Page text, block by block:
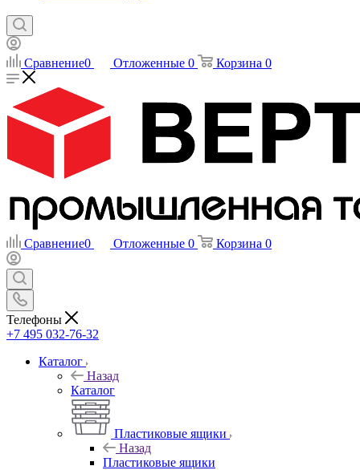
Сравнение0 Отложенные 0 Корзина 0
Сравнение0 Отложенные 0 Корзина 0
Телефоны
+7 495 032-76-32
Каталог
Назад
Каталог
Пластиковые ящики
Назад
Пластиковые ящики